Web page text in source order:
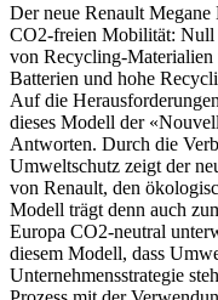
Der neue Renault
CO2-freien Mobilität: Null
von Recycling-
Batterien und hohe
Auf die
dieses Modell der
Antworten. Durch die
Umweltschutz zeigt der
von Renault, den
Modell trägt denn auch
Europa CO2-neutral
diesem Modell, dass
Unternehmensstrategie